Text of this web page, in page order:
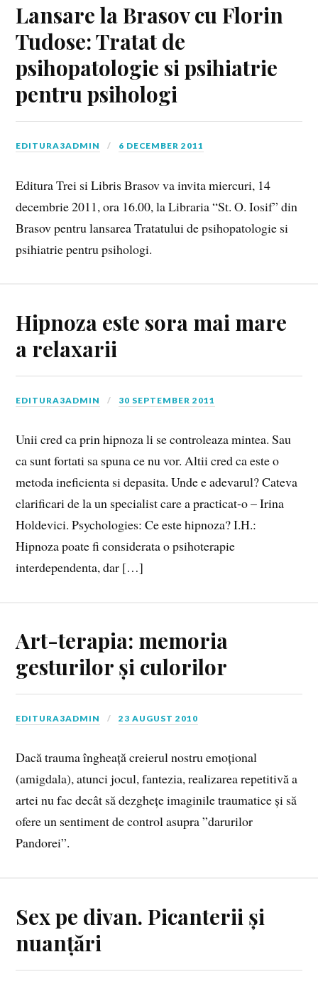
Lansare la Brasov cu Florin
Tudose: Tratat de
psihopatologie si psihiatrie
pentru psihologi
EDITURA3ADMIN 6 DECEMBER 2011
Editura Trei si Libris Brasov va invita miercuri, 14
decembrie 2011, ora 16.00, la Libraria “St. O. Iosif” din
Brasov pentru lansarea Tratatului de psihopatologie si
psihiatrie pentru psihologi.
Hipnoza este sora mai mare
a relaxarii
EDITURA3ADMIN 30 SEPTEMBER 2011
Unii cred ca prin hipnoza li se controleaza mintea. Sau
ca sunt fortati sa spuna ce nu vor. Altii cred ca este o
metoda ineficienta si depasita. Unde e adevarul? Cateva
clarificari de la un specialist care a practicat-o – Irina
Holdevici. Psychologies: Ce este hipnoza? I.H.:
Hipnoza poate fi considerata o psihoterapie
interdependenta, dar […]
Art-terapia: memoria
gesturilor și culorilor
EDITURA3ADMIN 23 AUGUST 2010
Dacă trauma îngheață creierul nostru emoțional
(amigdala), atunci jocul, fantezia, realizarea repetitivă a
artei nu fac decât să dezghețe imaginile traumatice și să
ofere un sentiment de control asupra ”darurilor
Pandorei”.
Sex pe divan. Picanterii și
nuanțări